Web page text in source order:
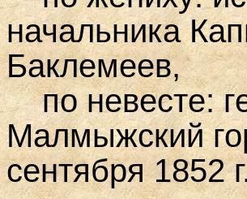
начальника
Баклемеев,
по невесте:
Малмыжский
сентября 1852